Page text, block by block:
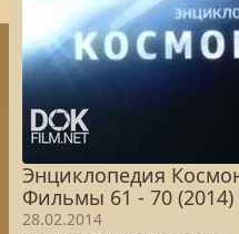
Энциклопедия
Фильмы 61 - 70 (2014)
28.02.2014